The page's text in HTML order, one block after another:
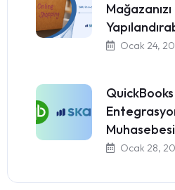
Mağazanızı
Ocak 24,
Ocak 28,